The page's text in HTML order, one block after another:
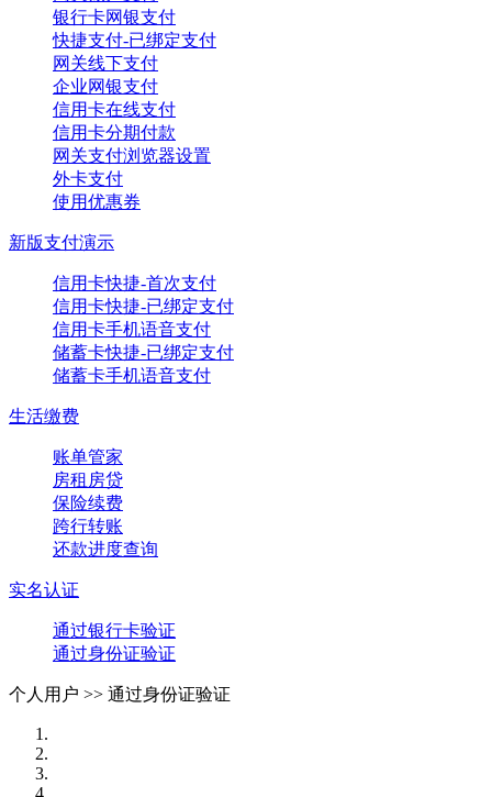
银行卡网银支付
快捷支付-已绑定支付
网关线下支付
企业网银支付
信用卡在线支付
信用卡分期付款
网关支付浏览器设置
外卡支付
使用优惠券
新版支付演示
信用卡快捷-首次支付
信用卡快捷-已绑定支付
信用卡手机语音支付
储蓄卡快捷-已绑定支付
储蓄卡手机语音支付
生活缴费
账单管家
房租房贷
保险续费
跨行转账
还款进度查询
实名认证
通过银行卡验证
通过身份证验证
个人用户 >> 通过身份证验证